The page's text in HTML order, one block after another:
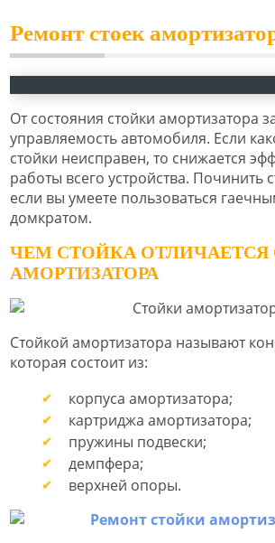
Ремонт стоек
От состояния стойки амортизатора
управляемость автомобиля. Если
стойки неисправен, то снижается
работы всего устройства. Починить
если вы умеете пользоваться
домкратом.
ЧЕМ СТОЙКА ОТЛИЧАЕТСЯ
АМОРТИЗАТОРА
Стойкой амортизатора называют
которая состоит из:
корпуса амортизатора;
картриджа амортизатора;
пружины подвески;
демпфера;
верхней опоры.